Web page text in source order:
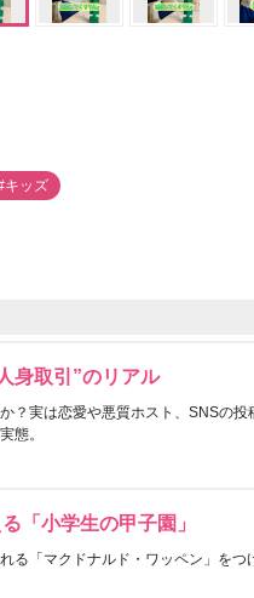
キッズ
身取引”のリアル
？実は恋愛や悪質ホスト、SNSの投
態。
「小学生の甲子園」
る「マクドナルド・ワッペン」をつ